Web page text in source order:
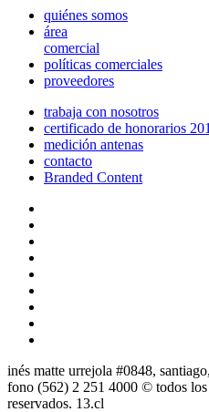
quiénes somos
área
comercial
políticas comerciales
proveedores
trabaja con nosotros
certificado de honorarios
medición antenas
contacto
Branded Content
inés matte urrejola #0848,
fono (562) 2 251 4000 © todos los
reservados. 13.cl